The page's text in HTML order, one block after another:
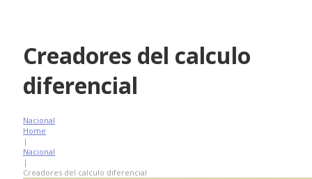
Creadores del calculo
diferencial
Nacional
Home
|
Nacional
|
Creadores del calculo diferencial